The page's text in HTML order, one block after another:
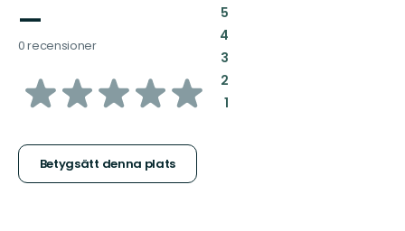
—
0 recensioner
av
stjärnor
Betygsätt denna plats
5:
4:
3:
2:
1: